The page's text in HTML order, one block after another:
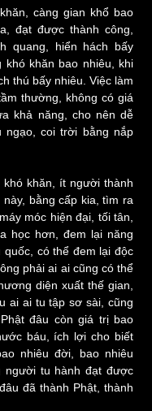
càng gian khổ bao
đạt được thành công,
quang, hiển hách bấy
khó khăn bao nhiêu, khi
thú bấy nhiêu. Việc làm
thường, không có giá
khả năng, cho nên dễ
ngạo, coi trời bằng nắp
khăn, ít người thành
bằng cấp kia, tìm ra
móc hiện đại, tối tân,
học hơn, đem lại năng
có thể đem lại độc
phải ai ai cũng có thể
diện xuất thế gian,
ai ai tu tập sơ sài, cũng
đâu còn giá trị bao
báu, ích lợi cho biết
nhiêu đời, bao nhiêu
người tu hành đạt được
đã thành Phật, thành